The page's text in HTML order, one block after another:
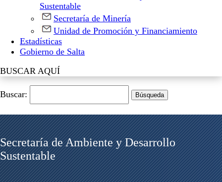
Sustentable
Secretaría de Minería
Unidad de Promoción y Financiamiento
Estadísticas
Gobierno de Salta
BUSCAR AQUÍ
Buscar:
Secretaría de Ambiente y Desarrollo
Sustentable